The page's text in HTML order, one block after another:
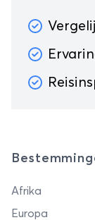
Afrika
Europa